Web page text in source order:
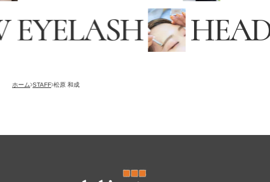
ホーム STAFF 松原 和成
RECRUITING
オンラインストア